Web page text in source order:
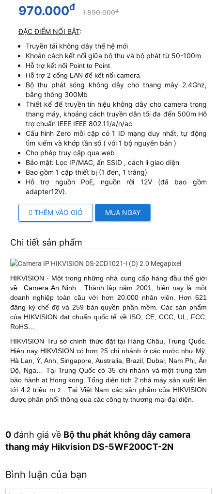
970.000đ 1.890.000đ
ĐẶC ĐIỂM NỔI BẬT:
Truyền tải không dây thế hệ mới
Khoản cách kết nối giữa bộ thu và bộ phát từ 50-100m
Hỗ trợ kết nối Point to Point
Hỗ trợ 2 cổng LAN để kết nối camera
Bộ thu phát sóng không dây cho thang máy 2.4Ghz,
bằng thông 300Mb
Thiết kế để truyền tín hiệu không dây cho camera trong
thang máy, khoảng cách truyền dẫn tối đa đến 500m Hỗ
trợ chuẩn IEEE IEEE 802.11/a/n/ac
Cấu hình Zero mỗi cặp có 1 ID mạng duy nhất, tự động
tìm kiếm và khớp tần số ( với 1 bộ nguyên bản )
Cho phép truy cập qua web
Bảo mật: Lọc IP/MAC, ẩn SSID , cách li giao diện
Bao gồm 1 cặp thiết bị (1 đen, 1 trắng)
Hỗ trợ nguồn PoE, nguồn rời 12V (đã bao gồm
adapter12V).
THÊM VÀO GIỎ MUA NGAY
Chi tiết sản phẩm
HIKVISION - Một trong những nhà cung cấp hàng đầu thế giới
về Camera An Ninh . Thành lập năm 2001, hiện nay là một
doanh nghiệp toàn cầu với hơn 20.000 nhân viên. Hơn 621
đăng ký chế độ và 259 bản quyền phần mềm. Các sản phẩm
của HIKVISION đạt chuẩn quốc tế về ISO, CE, CCC, UL, FCC,
RoHS…
HIKVISION Trụ sở chính thức đặt tại Hàng Châu, Trung Quốc.
Hiện nay HIKVISION có hơn 25 chi nhánh ở các nước như Mỹ,
Hà Lan, Ý, Anh, Singapore, Australia, Brazil, Dubai, Nam Phi, Ấn
Độ, Nga… Tại Trung Quốc có 35 chi nhánh và một trung tâm
bảo hành at Hong kong. Tổng diện tích 2 nhà máy sản xuất lên
tới 4.2 triệu m2
. Tại Việt Nam các sản phẩm của HIKVISION
được phân phối thông qua các công ty thương mại đại diện.
0 đánh giá về Bộ thu phát không dây camera
thang máy Hikvision DS-5WF200CT-2N
Bình luận của bạn